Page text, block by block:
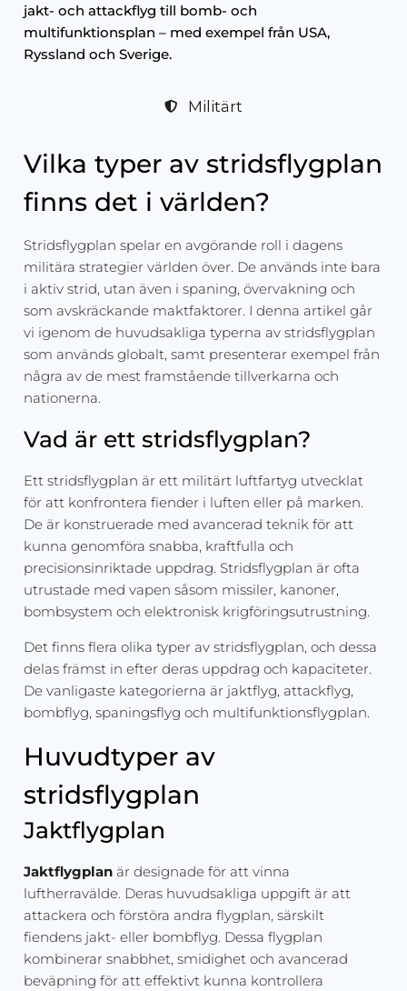
jakt- och attackflyg till bomb- och
multifunktionsplan – med exempel från USA,
Ryssland och Sverige.
Militärt
Vilka typer av stridsflygplan
finns det i världen?
Stridsflygplan spelar en avgörande roll i dagens
militära strategier världen över. De används inte bara
i aktiv strid, utan även i spaning, övervakning och
som avskräckande maktfaktorer. I denna artikel går
vi igenom de huvudsakliga typerna av stridsflygplan
som används globalt, samt presenterar exempel från
några av de mest framstående tillverkarna och
nationerna.
Vad är ett stridsflygplan?
Ett stridsflygplan är ett militärt luftfartyg utvecklat
för att konfrontera fiender i luften eller på marken.
De är konstruerade med avancerad teknik för att
kunna genomföra snabba, kraftfulla och
precisionsinriktade uppdrag. Stridsflygplan är ofta
utrustade med vapen såsom missiler, kanoner,
bombsystem och elektronisk krigföringsutrustning.
Det finns flera olika typer av stridsflygplan, och dessa
delas främst in efter deras uppdrag och kapaciteter.
De vanligaste kategorierna är jaktflyg, attackflyg,
bombflyg, spaningsflyg och multifunktionsflygplan.
Huvudtyper av
stridsflygplan
Jaktflygplan
Jaktflygplan är designade för att vinna
luftherravälde. Deras huvudsakliga uppgift är att
attackera och förstöra andra flygplan, särskilt
fiendens jakt- eller bombflyg. Dessa flygplan
kombinerar snabbhet, smidighet och avancerad
beväpning för att effektivt kunna kontrollera